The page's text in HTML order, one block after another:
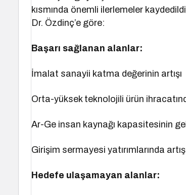
kısmında önemli ilerlemeler
Dr. Özdinç’e göre:
Başarı sağlanan alanlar:
İmalat sanayii katma değerinin artışı
Orta-yüksek teknolojili ürün
Ar-Ge insan kaynağı kapasitesinin
Girişim sermayesi yatırımlarında artış
Hedefe ulaşamayan alanlar: